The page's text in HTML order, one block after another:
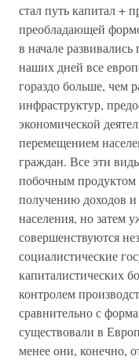
стал путь капитал +
преобладающей
в начале
наших дней все
гораздо больше, чем
инфраструктур,
экономической
перемещением
граждан. Все эти
побочным продуктом
получению доходов
населения, но затем
совершенствуются
социалистические
капиталистических
контролем
сравнительно с
существовали в
менее они, конечно,